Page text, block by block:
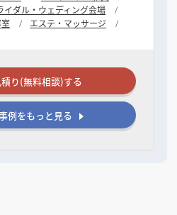
イダル・ウェディング会場
エステ・マッサージ
り(無料相談)する
例をもっと見る